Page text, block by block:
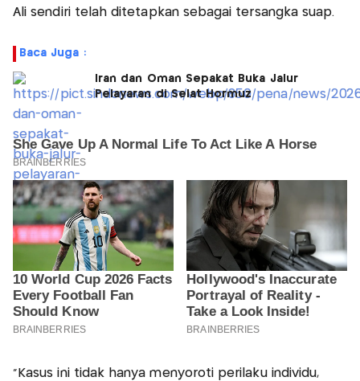
Ali sendiri telah ditetapkan sebagai tersangka suap.
Baca Juga :
Iran dan Oman Sepakat Buka Jalur
Pelayaran di Selat Hormuz
"Kasus ini tidak hanya menyoroti perilaku individu,